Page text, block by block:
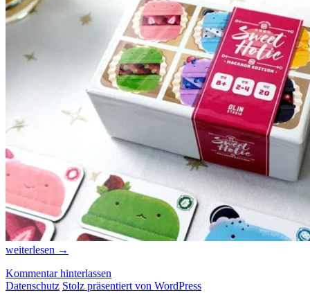
Vorbericht
Spiel
Digital:
weiterlesen →
Kommentar hinterlassen
Datenschutz Stolz präsentiert von WordPress